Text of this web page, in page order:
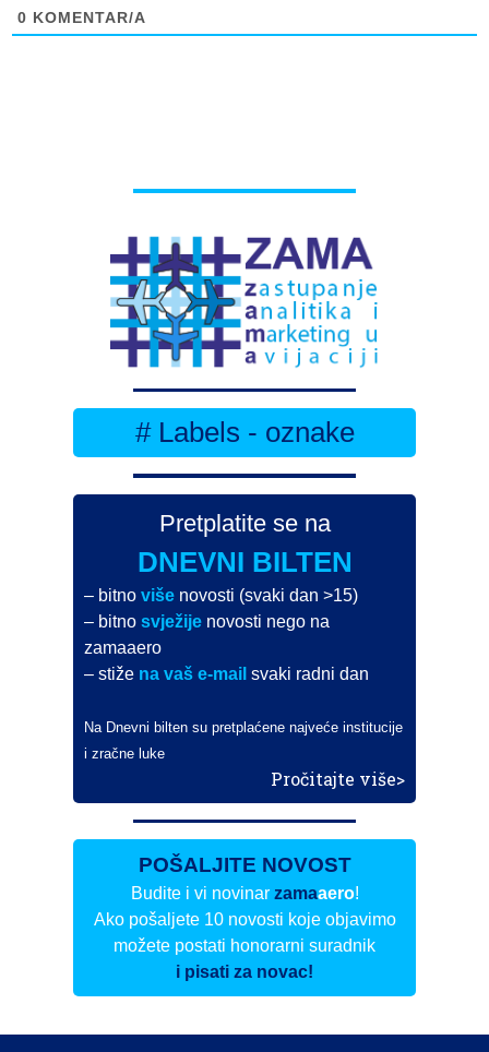
0 KOMENTAR/A
# Labels - oznake
Pretplatite se na
DNEVNI BILTEN
– bitnoviše novosti (svaki dan >15)
– bitnosvježije novosti nego na
zamaaero
– stiže na vaš e-mail svaki radni dan
Na Dnevni bilten su pretplaćene najveće institucije
i zračne luke
Pročitajte više>
POŠALJITE NOVOST
Budite i vi novinar zamaaero!
Ako pošaljete 10 novosti koje objavimo
možete postati honorarni suradnik
i pisati za novac!